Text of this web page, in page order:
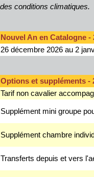
des conditions climatiques.
Nouvel An en Catalogne -
26 décembre 2026 au 2
Options et suppléments -
Tarif non cavalier
Supplément mini groupe
Supplément chambre
Transferts depuis et vers